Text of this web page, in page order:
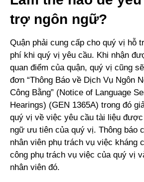
trợ ngôn ngữ?
Quận phải cung cấp cho quý vị hỗ
phí khi quý vị yêu cầu. Khi nhận
quan điểm của quận, quý vị cũng
đơn “Thông Báo về Dịch Vụ Ngôn
Công Bằng” (Notice of Language
Hearings) (GEN 1365A) trong đó
quý vị về việc yêu cầu tài liệu
ngữ ưu tiên của quý vị. Thông báo
nhân viên phụ trách vụ việc kháng
công phụ trách vụ việc của quý vị
nhân viên đó.